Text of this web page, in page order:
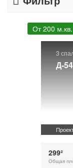
От 200 м.кв.
3
Д-
299²
Общая